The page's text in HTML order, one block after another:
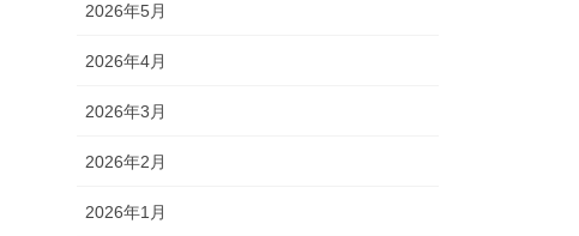
2026年5月
2026年4月
2026年3月
2026年2月
2026年1月